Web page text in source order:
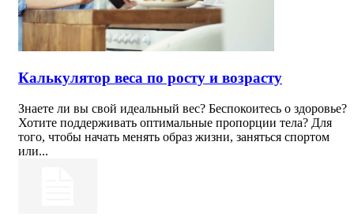
Калькулятор веса по росту и возрасту
Знаете ли вы свой идеальный вес? Беспокоитесь о здоровье?
Хотите поддерживать оптимальные пропорции тела? Для
того, чтобы начать менять образ жизни, заняться спортом
или...